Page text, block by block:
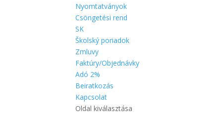
Nyomtatványok
Csöngetési rend
SK
Školský poriadok
Zmluvy
Faktúry/Objednávky
Adó 2%
Beiratkozás
Kapcsolat
Oldal kiválasztása